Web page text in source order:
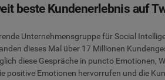
beste Kundenerlebnis auf
Unternehmensgruppe für Social
dieses Mal über 17 Millionen
diese Gespräche in puncto
positive Emotionen hervorrufen und die